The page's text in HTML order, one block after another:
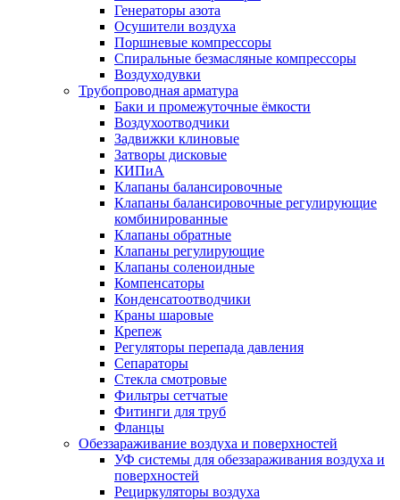
Генераторы азота
Осушители воздуха
Поршневые компрессоры
Спиральные безмасляные компрессоры
Воздуходувки
Трубопроводная арматура
Баки и промежуточные ёмкости
Воздухоотводчики
Задвижки клиновые
Затворы дисковые
КИПиА
Клапаны балансировочные
Клапаны балансировочные регулирующие
комбинированные
Клапаны обратные
Клапаны регулирующие
Клапаны соленоидные
Компенсаторы
Конденсатоотводчики
Краны шаровые
Крепеж
Регуляторы перепада давления
Сепараторы
Стекла смотровые
Фильтры сетчатые
Фитинги для труб
Фланцы
Обеззараживание воздуха и поверхностей
УФ системы для обеззараживания воздуха и
поверхностей
Рециркуляторы воздуха